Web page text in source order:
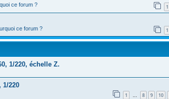
ce forum ? 1
ce forum ? 1
1/220, échelle Z.
1/220
1 … 8 9 10